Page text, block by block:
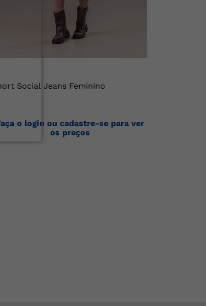
Social Jeans Feminino
o login ou cadastre-se para ver
os preços